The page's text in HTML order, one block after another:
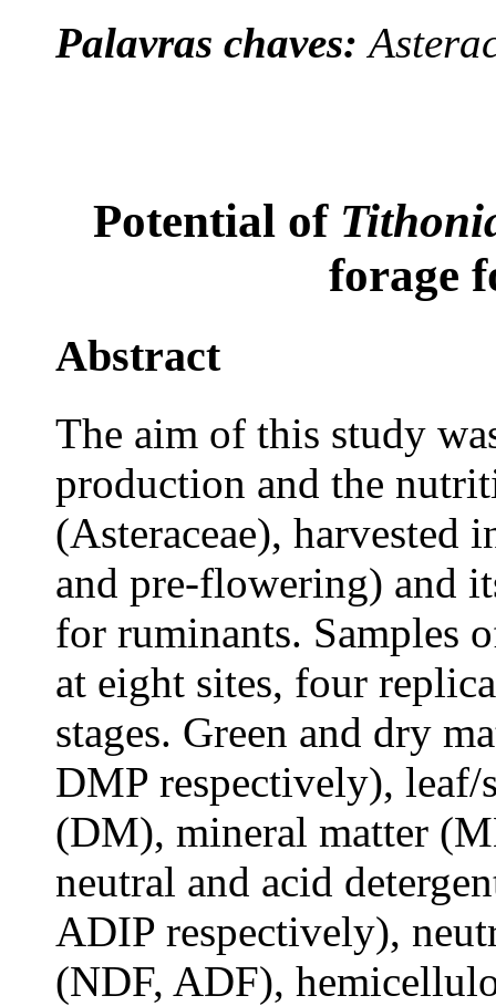
Palavras chaves:
Potential of
forage
Abstract
The aim of this study
production and the
(Asteraceae), harvested
and pre-flowering) and
for ruminants. Samples
at eight sites, four
stages. Green and dry
DMP respectively),
(DM), mineral matter
neutral and acid
ADIP respectively),
(NDF, ADF),